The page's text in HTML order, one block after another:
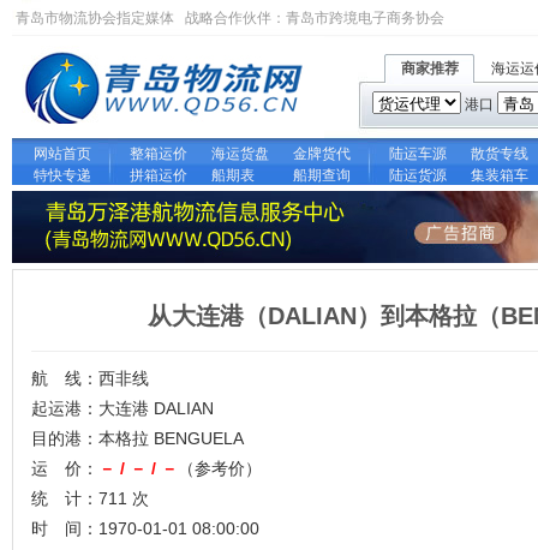
青岛市物流协会指定媒体 战略合作伙伴： 青岛市跨境电子商务协会
商家推荐 海运运
港口
网站首页 整箱运价 海运货盘 金牌货代 陆运车源
散货专线
特快专递
拼箱运价 船期表 船期查询 陆运货源 集装箱车
从大连港（DALIAN）到本格拉（
航 线：西非线
起运港：大连港 DALIAN
目的港：本格拉 BENGUELA
运 价：
－ / － / －
（参考价）
统 计：711 次
时 间：1970-01-01 08:00:00